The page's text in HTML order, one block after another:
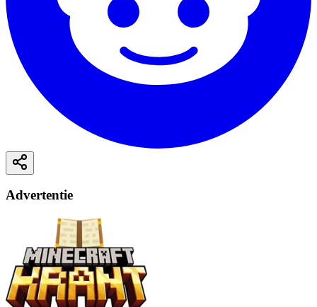
Advertentie